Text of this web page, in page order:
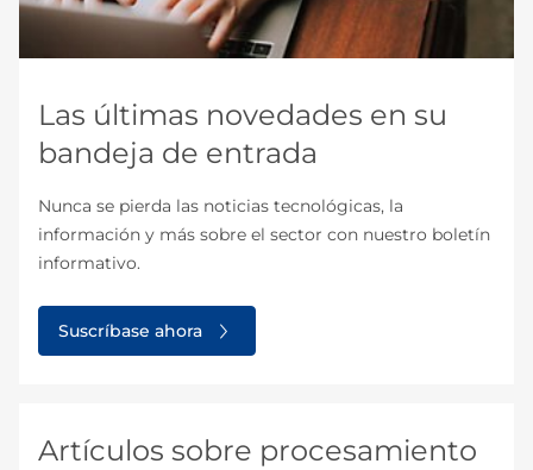
Las últimas novedades en su
bandeja de entrada
Nunca se pierda las noticias tecnológicas, la
información y más sobre el sector con nuestro boletín
informativo.
Suscríbase ahora
Artículos sobre procesamiento